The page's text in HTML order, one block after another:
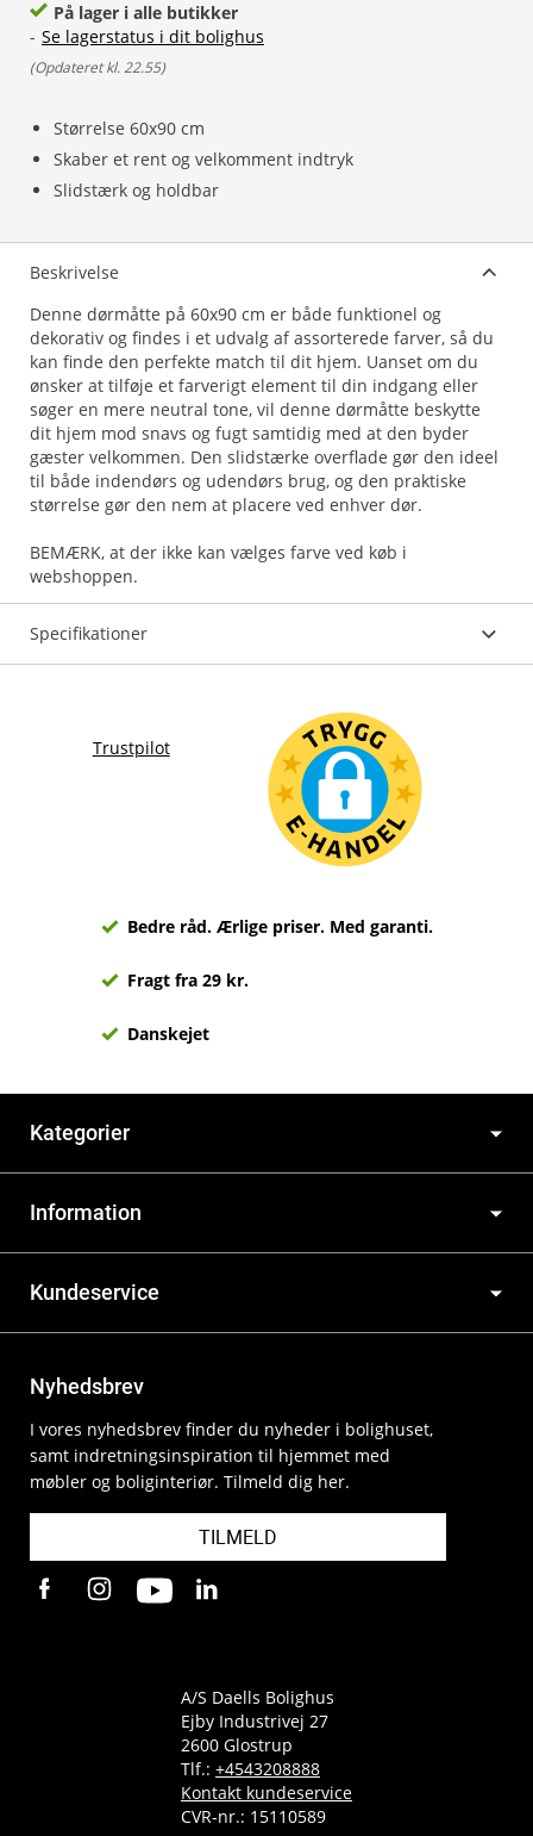
Størrelse 60x90 cm
Skaber et rent og velkomment indtryk
Slidstærk og holdbar
På lager i alle butikker
- Se lagerstatus i dit bolighus
(Opdateret kl. 22.55)
Beskrivelse
Denne dørmåtte på 60x90 cm er både funktionel og
dekorativ og findes i et udvalg af assorterede farver, så du
kan finde den perfekte match til dit hjem. Uanset om du
ønsker at tilføje et farverigt element til din indgang eller
søger en mere neutral tone, vil denne dørmåtte beskytte
dit hjem mod snavs og fugt samtidig med at den byder
gæster velkommen. Den slidstærke overflade gør den ideel
til både indendørs og udendørs brug, og den praktiske
størrelse gør den nem at placere ved enhver dør.
BEMÆRK, at der ikke kan vælges farve ved køb i
webshoppen.
Specifikationer
Trustpilot
Bedre råd. Ærlige priser. Med garanti.
Fragt fra 29 kr.
Danskejet
Kategorier
Information
Kundeservice
Nyhedsbrev
I vores nyhedsbrev finder du nyheder i bolighuset,
samt indretningsinspiration til hjemmet med
møbler og boliginteriør. Tilmeld dig her.
TILMELD
A/S Daells Bolighus
Ejby Industrivej 27
2600 Glostrup
Tlf.: +4543208888
Kontakt kundeservice
CVR-nr.: 15110589